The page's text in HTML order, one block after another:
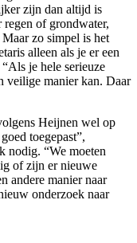
zijn dan altijd is
regen of grondwater,
zo simpel is het
alleen als je er een
je hele serieuze
veilige manier kan. Daar
Heijnen wel op
toegepast”,
nodig. “We moeten
of zijn er nieuwe
andere manier naar
onderzoek naar